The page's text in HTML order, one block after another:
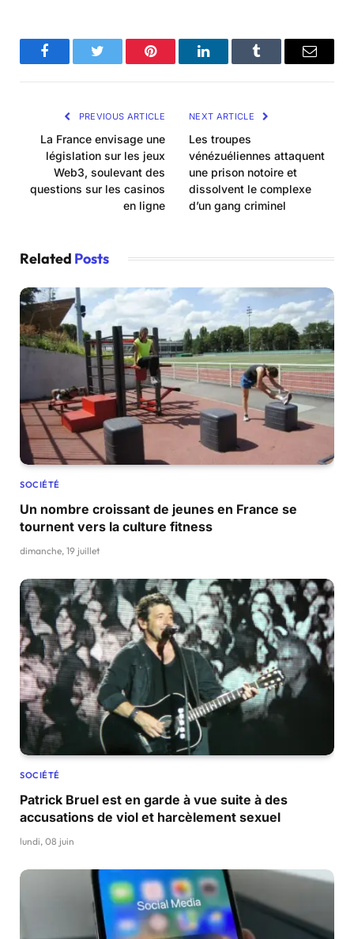
FacebookTwitter Pinterest LinkedInTumblr Email
PREVIOUS ARTICLE
La France envisage une
législation sur les jeux
Web3, soulevant des
questions sur les casinos
en ligne
NEXT ARTICLE
Les troupes
vénézuéliennes attaquent
une prison notoire et
dissolvent le complexe
d’un gang criminel
Related Posts
SOCIÉTÉ
Un nombre croissant de jeunes en France se
tournent vers la culture fitness
dimanche, 19 juillet
SOCIÉTÉ
Patrick Bruel est en garde à vue suite à des
accusations de viol et harcèlement sexuel
lundi, 08 juin